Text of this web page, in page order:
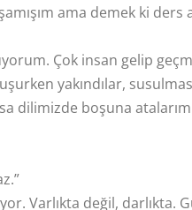
ama demek ki ders
Çok insan gelip
yakındılar,
dilimizde boşuna
Varlıkta değil, darlıkta.